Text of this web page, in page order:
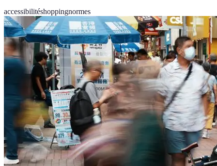
accessibilitéshoppingnormes